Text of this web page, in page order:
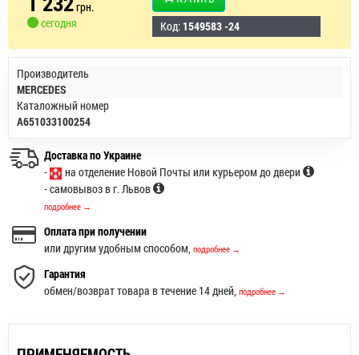
грн.
сегодня
Код: 1549583 -24
Производитель
MERCEDES
Каталожный номер
A651033100254
Доставка по Украине
-
на отделение Новой Почты или курьером до двери
- самовывоз в г. Львов
подробнее →
Оплата при получении
или другим удобным способом, подробнее →
Гарантия
обмен/возврат товара в течение 14 дней, подробнее →